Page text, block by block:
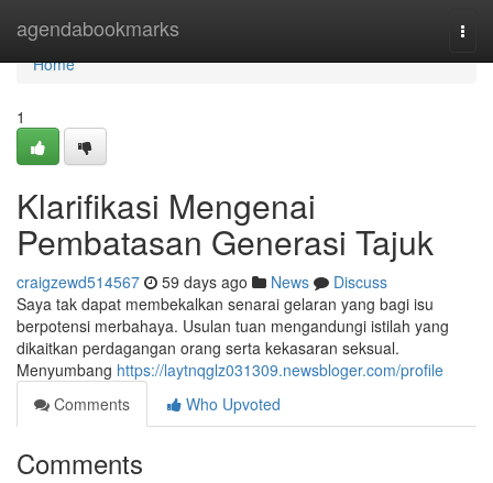
agendabookmarks
Home
Home
1
Klarifikasi Mengenai
Pembatasan Generasi Tajuk
craigzewd514567 59 days ago News
Discuss
Saya tak dapat membekalkan senarai gelaran yang bagi isu
berpotensi merbahaya. Usulan tuan mengandungi istilah yang
dikaitkan perdagangan orang serta kekasaran seksual.
Menyumbang https://laytnqglz031309.newsbloger.com/profile
Comments
Who Upvoted
Comments